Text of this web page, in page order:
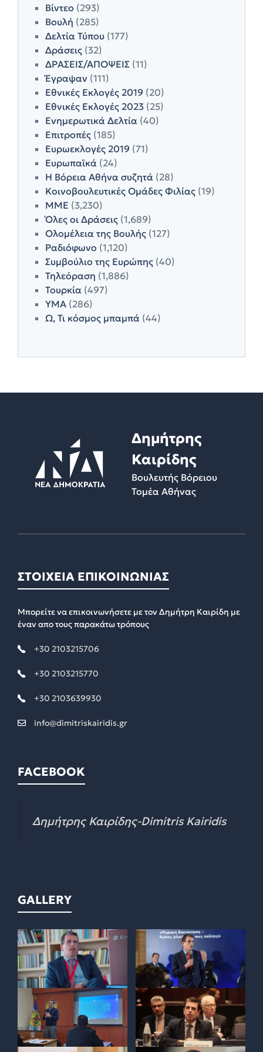
Βίντεο (293)
Βουλή (285)
Δελτία Τύπου (177)
Δράσεις (32)
ΔΡΑΣΕΙΣ/ΑΠΟΨΕΙΣ (11)
Έγραψαν (111)
Εθνικές Εκλογές 2019 (20)
Εθνικές Εκλογές 2023 (25)
Ενημερωτικά Δελτία (40)
Επιτροπές (185)
Ευρωεκλογές 2019 (71)
Ευρωπαϊκά (24)
Η Βόρεια Αθήνα συζητά (28)
Κοινοβουλευτικές Ομάδες Φιλίας (19)
ΜΜΕ (3,230)
Όλες οι Δράσεις (1,689)
Ολομέλεια της Βουλής (127)
Ραδιόφωνο (1,120)
Συμβούλιο της Ευρώπης (40)
Τηλεόραση (1,886)
Τουρκία (497)
ΥΜΑ (286)
Ω, Τι κόσμος μπαμπά (44)
Δημήτρης
Καιρίδης
Βουλευτής Βόρειου
Τομέα Αθήνας
ΣΤΟΙΧΕΙΑ ΕΠΙΚΟΙΝΩΝΙΑΣ
Μπορείτε να επικοινωνήσετε με τον Δημήτρη Καιρίδη με
έναν απο τους παρακάτω τρόπους
+30 2103215706
+30 2103215770
+30 2103639930
info@dimitriskairidis.gr
FACEBOOK
Δημήτρης Καιρίδης-Dimitris Kairidis
GALLERY